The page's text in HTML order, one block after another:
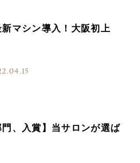
マシン導入！大阪初上
門、入賞】当サロンが選ば